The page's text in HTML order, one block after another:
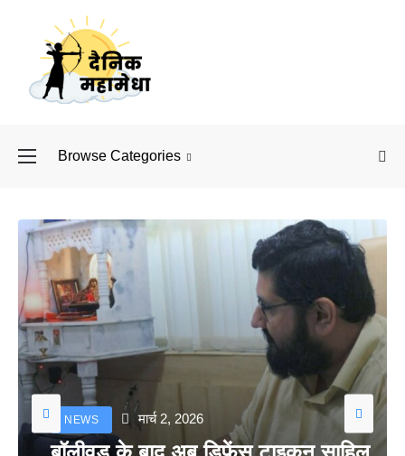
Browse Categories
NEWS मार्च 2, 2026